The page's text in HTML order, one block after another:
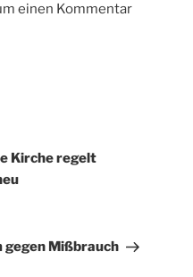
einen Kommentar
Kirche regelt
gegen Mißbrauch